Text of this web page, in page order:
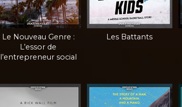
Le Nouveau Genre :
L’essor de
l’entrepreneur social
Les Battants